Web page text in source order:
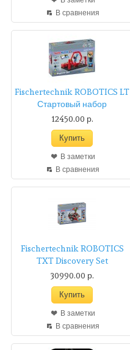
В сравнения
Fischertechnik ROBOTICS LT
Стартовый набор
12450.00 р.
В заметки
В сравнения
Fischertechnik ROBOTICS
TXT Discovery Set
30990.00 р.
В заметки
В сравнения